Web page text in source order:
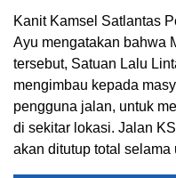
Kanit Kamsel Satlantas
Ayu mengatakan bahwa
tersebut, Satuan Lalu
mengimbau kepada
pengguna jalan, untuk
di sekitar lokasi. Jalan
akan ditutup total